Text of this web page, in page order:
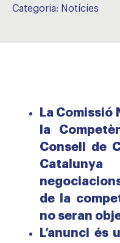
Categoria: Notícies
La Comissió
la
Consell de
de la
no seran
L’anunci és